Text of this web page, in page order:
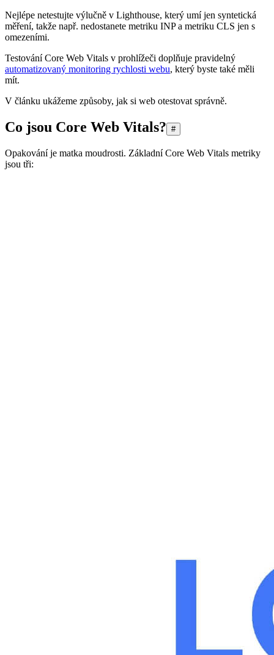
Nejlépe netestujte výlučně v Lighthouse, který umí jen syntetická
měření, takže např. nedostanete metriku INP a metriku CLS jen s
omezeními.
Testování Core Web Vitals v prohlížeči doplňuje pravidelný
automatizovaný monitoring rychlosti webu, který byste také měli
mít.
V článku ukážeme způsoby, jak si web otestovat správně.
Co jsou Core Web Vitals? #
Opakování je matka moudrosti. Základní Core Web Vitals metriky
jsou tři: